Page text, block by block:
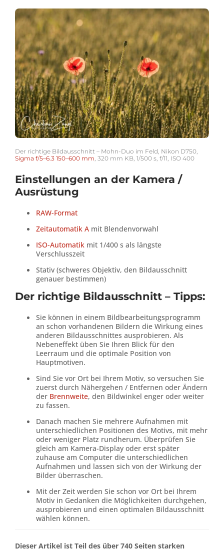
Der richtige Bildausschnitt – Mohn-Duo im Feld, Nikon D750,
Sigma f/5–6.3 150–600 mm , 320 mm KB, 1/500 s, f/11, ISO 400
Einstellungen an der Kamera /
Ausrüstung
RAW-Format
Zeitautomatik A mit Blendenvorwahl
ISO-Automatik mit 1/400 s als längste
Verschlusszeit
Stativ (schweres Objektiv, den Bildausschnitt
genauer bestimmen)
Der richtige Bildausschnitt – Tipps:
Sie können in einem Bildbearbeitungsprogramm
an schon vorhandenen Bildern die Wirkung eines
anderen Bildausschnittes ausprobieren. Als
Nebeneffekt üben Sie Ihren Blick für den
Leerraum und die optimale Position von
Hauptmotiven.
Sind Sie vor Ort bei Ihrem Motiv, so versuchen Sie
zuerst durch Nähergehen / Entfernen oder Ändern
der Brennweite, den Bildwinkel enger oder weiter
zu fassen.
Danach machen Sie mehrere Aufnahmen mit
unterschiedlichen Positionen des Motivs, mit mehr
oder weniger Platz rundherum. Überprüfen Sie
gleich am Kamera-Display oder erst später
zuhause am Computer die unterschiedlichen
Aufnahmen und lassen sich von der Wirkung der
Bilder überraschen.
Mit der Zeit werden Sie schon vor Ort bei Ihrem
Motiv in Gedanken die Möglichkeiten durchgehen,
ausprobieren und einen optimalen Bildausschnitt
wählen können.
Dieser Artikel ist Teil des über 740 Seiten starken